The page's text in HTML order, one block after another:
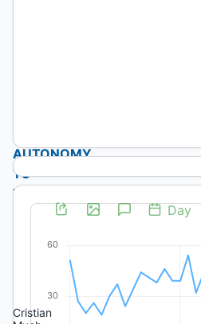
AUTONOMY
TO
THE
CENTURY.
Cristian